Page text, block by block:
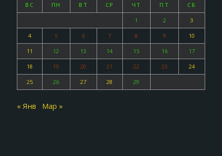
ВС ПН ВТ СР ЧТ ПТ СБ
1 2 3
4 5 6 7 8 9 10
11 12 13 14 15 16 17
18 19 20 21 22 23 24
25 26 27 28 29
« Янв Мар »